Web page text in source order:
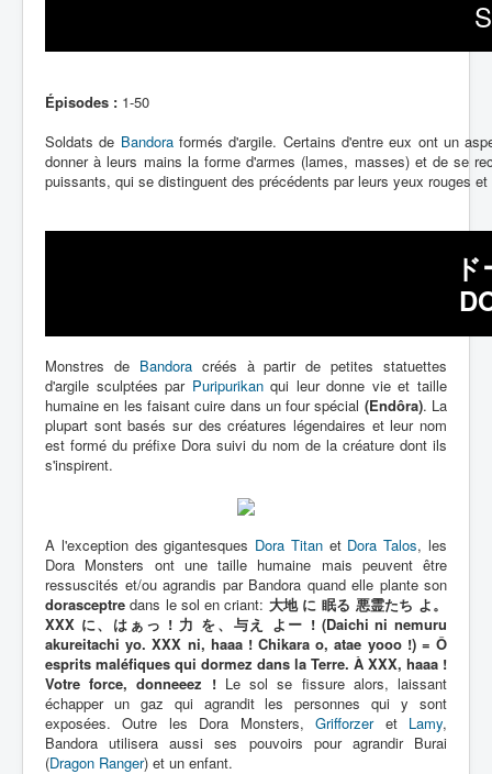
Épisodes : 1-50
Soldats de Bandoraformés d'argile. Certains d'entre eux ont un
donner à leurs mains la forme d'armes (lames, masses) et de se
puissants, qui se distinguent des précédents par leurs yeux rouges
Monstres de Bandoracréés à partir de petites statuettes
d'argile sculptées par Puripurikanqui leur donne vie et taille
humaine en les faisant cuire dans un four spécial (Endôra). La
plupart sont basés sur des créatures légendaires et leur nom
est formé du préfixe Dora suivi du nom de la créature dont ils
s'inspirent.
A l'exception des gigantesques Dora Titanet Dora Talos, les
Dora Monsters ont une taille humaine mais peuvent être
ressuscités et/ou agrandis par Bandora quand elle plante son
dorasceptre dans le sol en criant: 大地 に 眠る 悪霊たち よ。
XXX に、はぁっ ! 力 を、与え よー ! (Daichi ni nemuru
akureitachi yo. XXX ni, haaa ! Chikara o, atae yooo !) = Ô
esprits maléfiques qui dormez dans la Terre. À XXX, haaa !
Votre force, donneeez !Le sol se fissure alors, laissant
échapper un gaz qui agrandit les personnes qui y sont
exposées. Outre les Dora Monsters,Grifforzeret Lamy,
Bandora utilisera aussi ses pouvoirs pour agrandir Burai
(Dragon Ranger) et un enfant.